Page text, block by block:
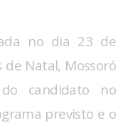
no dia 23 de
Natal, Mossoró
candidato no
previsto e o